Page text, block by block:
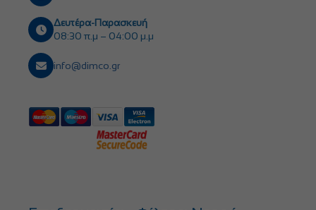
Δευτέρα-Παρασκευή
08:30 π.μ – 04:00 μ.μ
info@dimco.gr